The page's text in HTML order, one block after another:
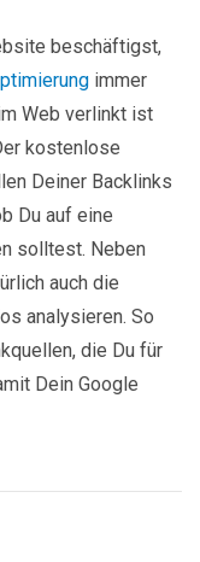
beschäftigst,
immer
Web verlinkt ist
kostenlose
Deiner Backlinks
Du auf eine
solltest. Neben
auch die
analysieren. So
die Du für
Dein Google